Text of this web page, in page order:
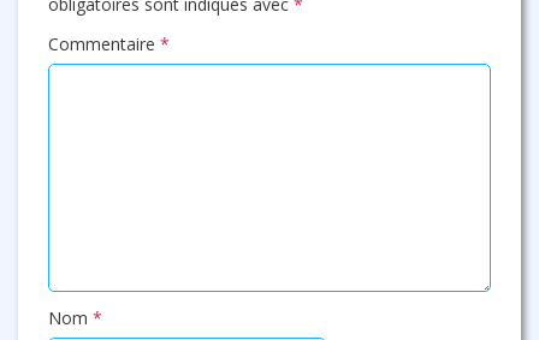
Commentaire *
Nom *